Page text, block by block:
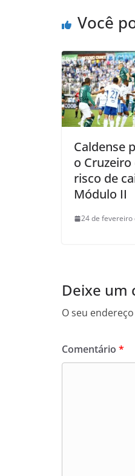
Você
Caldense
o
risco de
Módulo II
24 de fevereiro
Deixe um
O seu
Comentário *